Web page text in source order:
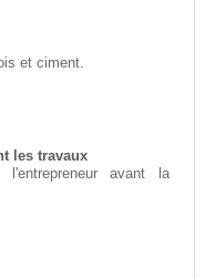
et ciment.
les travaux
avant la